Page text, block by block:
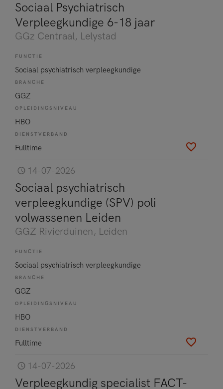
Sociaal Psychiatrisch
Verpleegkundige 6-18 jaar
GGz Centraal, Lelystad
FUNCTIE
Sociaal psychiatrisch verpleegkundige
BRANCHE
GGZ
OPLEIDINGSNIVEAU
HBO
DIENSTVERBAND
Fulltime
14-07-2026
Sociaal psychiatrisch
verpleegkundige (SPV) poli
volwassenen Leiden
GGZ Rivierduinen, Leiden
FUNCTIE
Sociaal psychiatrisch verpleegkundige
BRANCHE
GGZ
OPLEIDINGSNIVEAU
HBO
DIENSTVERBAND
Fulltime
14-07-2026
Verpleegkundig specialist FACT-